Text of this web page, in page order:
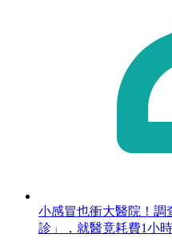
小感冒也衝大醫院！調
診」，就醫竟耗費1小